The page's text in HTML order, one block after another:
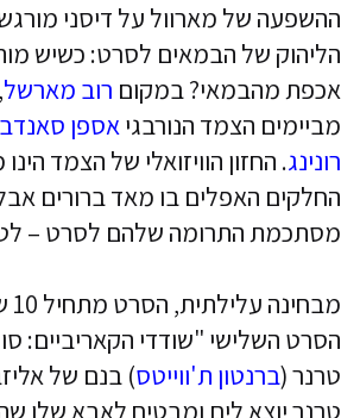
ההשפעה של מארוול על דיסני
הליהוק של הבמאים לסרט: כשיש
אכפת מהבמאי? במקום רוב מארשל
מביימים הצמד הנורבגיאספן
רונינג. החזון הוויזואלי של הצמד
החלקים האפלים בו מאד ברורים
מסתכמת התרומה שלהם לסרט –
הסרט השלישי "שודדי הקאריביים:
טרנר (ברנטון ת'ווייטס) בנם של